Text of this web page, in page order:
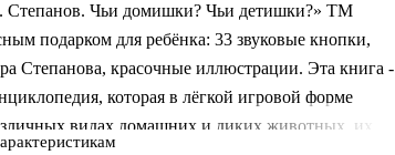
Степанов. Чьи домишки? Чьи детишки?» ТМ
подарком для ребёнка: 33 звуковые кнопки,
Степанова, красочные иллюстрации. Эта книга -
которая в лёгкой игровой форме
видах домашних и диких животных, их